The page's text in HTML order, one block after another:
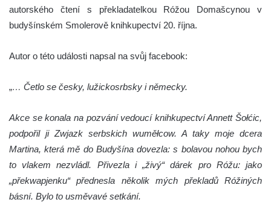
autorského čtení s překladatelkou Róžou Domašcynou v
budyšínském Smolerově knihkupectví 20. října.
Autor o této události napsal na svůj facebook:
„… Četlo se česky, lužickosrbsky i německy.
Akce se konala na pozvání vedoucí knihkupectví Annett Šołćic,
podpořil ji Zwjazk serbskich wuměłcow. A taky moje dcera
Martina, která mě do Budyšína dovezla: s bolavou nohou bych
to vlakem nezvládl. Přivezla i „živý“ dárek pro Róžu: jako
„překwapjenku“ přednesla několik mých překladů Róžiných
básní. Bylo to usměvavé setkání.